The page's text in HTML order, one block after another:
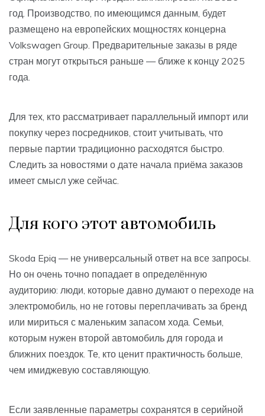
год. Производство, по имеющимся данным, будет
размещено на европейских мощностях концерна
Volkswagen Group. Предварительные заказы в ряде
стран могут открыться раньше — ближе к концу 2025
года.
Для тех, кто рассматривает параллельный импорт или
покупку через посредников, стоит учитывать, что
первые партии традиционно расходятся быстро.
Следить за новостями о дате начала приёма заказов
имеет смысл уже сейчас.
Для кого этот автомобиль
Skoda Epiq — не универсальный ответ на все запросы.
Но он очень точно попадает в определённую
аудиторию: люди, которые давно думают о переходе на
электромобиль, но не готовы переплачивать за бренд
или мириться с маленьким запасом хода. Семьи,
которым нужен второй автомобиль для города и
ближних поездок. Те, кто ценит практичность больше,
чем имиджевую составляющую.
Если заявленные параметры сохранятся в серийной